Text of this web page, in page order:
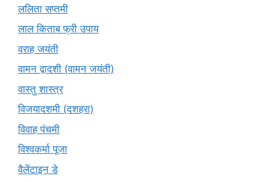
ललिता सप्तमी
लाल किताब फ्री उपाय
वराह जयंती
वामन द्वादशी (वामन जयंती)
वास्तु शास्त्र
विजयादशमी (दशहरा)
विवाह पंचमी
विश्वकर्मा पूजा
वैलेंटाइन डे